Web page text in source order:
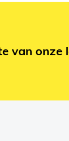
van onze